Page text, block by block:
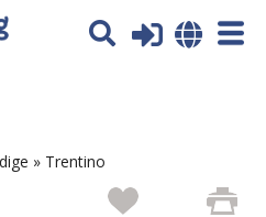
További tájékoztatás itt:
» Trentino